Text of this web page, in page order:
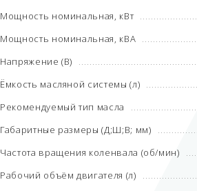
Мощность номинальная, кВт
Мощность номинальная, кВА
Напряжение (В)
Ёмкость масляной системы (л)
Рекомендуемый тип масла
Габаритные размеры (Д;Ш;В; мм)
Частота вращения коленвала (об/мин)
Рабочий объём двигателя (л)